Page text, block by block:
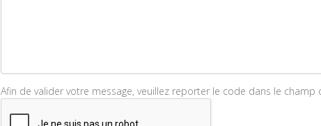
Afin de valider votre message, veuillez reporter le code dans le champ